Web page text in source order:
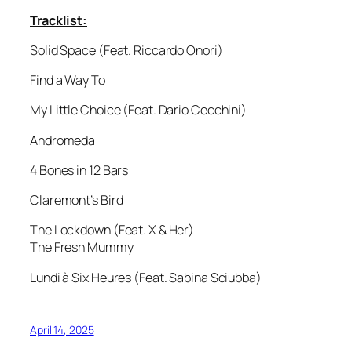
Tracklist:
Solid Space (Feat. Riccardo Onori)
Find a Way To
My Little Choice (Feat. Dario Cecchini)
Andromeda
4 Bones in 12 Bars
Claremont’s Bird
The Lockdown (Feat. X & Her)
The Fresh Mummy
Lundi à Six Heures (Feat. Sabina Sciubba)
April 14, 2025